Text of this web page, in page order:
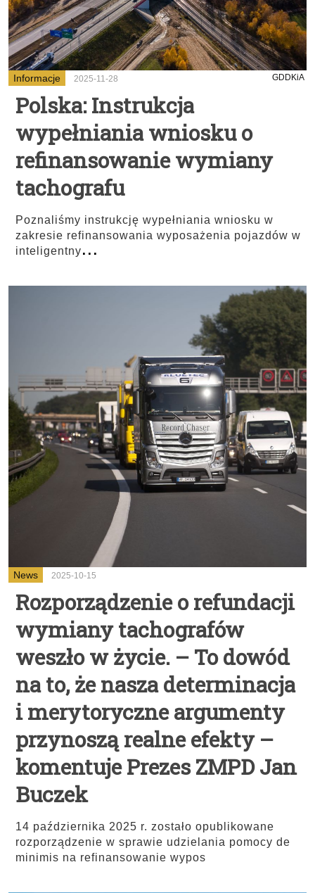
Informacje 2025-11-28 GDDKiA
Polska: Instrukcja
wypełniania wniosku o
refinansowanie wymiany
tachografu
Poznaliśmy instrukcję wypełniania wniosku w
zakresie refinansowania wyposażenia pojazdów w
inteligentny...
News 2025-10-15
Rozporządzenie o refundacji
wymiany tachografów
weszło w życie. – To dowód
na to, że nasza determinacja
i merytoryczne argumenty
przynoszą realne efekty –
komentuje Prezes ZMPD Jan
Buczek
14 października 2025 r. zostało opublikowane
rozporządzenie w sprawie udzielania pomocy de
minimis na refinansowanie wypos